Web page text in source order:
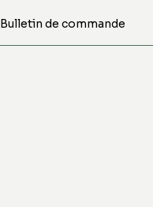
Bulletin de commande